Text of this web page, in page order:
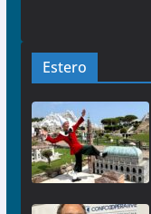
Estero